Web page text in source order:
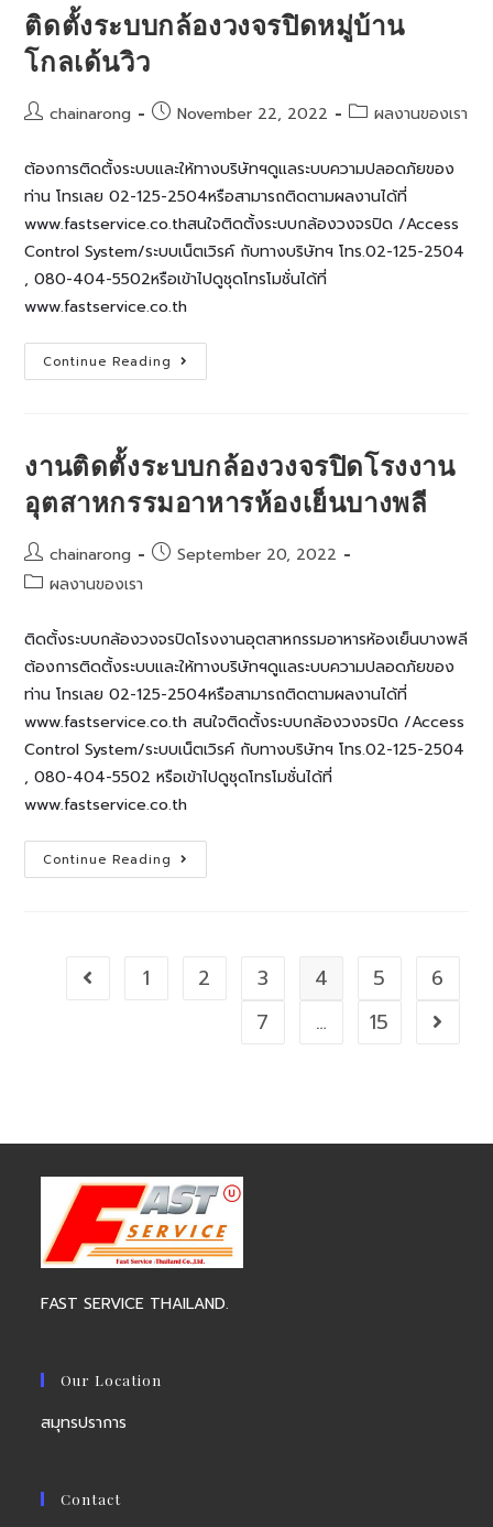
หมู่บ้าน
พฤกษา
ติดตั้งระบบกล้องวงจรปิดหมู่บ้าน
โกลเด้นวิว
Postchainarong
PostNovember 22, 2022
Postผลงานของเรา
ต้องการติดตั้งระบบและให้ทางบริษัทฯดูแลระบบความปลอดภัยของ
ท่าน โทรเลย 02-125-2504หรือสามารถติดตามผลงานได้ที่
www.fastservice.co.thสนใจติดตั้งระบบกล้องวงจรปิด /Access
Control System/ระบบเน็ตเวิรค์ กับทางบริษัทฯ โทร.02-125-2504
, 080-404-5502หรือเข้าไปดูชุดโทรโมชั่นได้ที่
www.fastservice.co.th
Continue Reading ติด
ตั้ง
โกลเด้
งานติดตั้งระบบกล้องวงจรปิดโรงงาน
อุตสาหกรรมอาหารห้องเย็นบางพลี
Post
author:
chainarong
PostSeptember 20, 2022
Postผลงานของเรา
ติดตั้งระบบกล้องวงจรปิดโรงงานอุตสาหกรรมอาหารห้องเย็นบางพลี
ต้องการติดตั้งระบบและให้ทางบริษัทฯดูแลระบบความปลอดภัยของ
ท่าน โทรเลย 02-125-2504หรือสามารถติดตามผลงานได้ที่
www.fastservice.co.th สนใจติดตั้งระบบกล้องวงจรปิด /Access
Control System/ระบบเน็ตเวิรค์ กับทางบริษัทฯ โทร.02-125-2504
, 080-404-5502 หรือเข้าไปดูชุดโทรโมชั่นได้ที่
www.fastservice.co.th
Continue Reading งาน
ติด
อุตสาหกรรม
อาหาร
Go to the previous page
1 2 3 4 5
6
7
… 15 Go to
FAST SERVICE THAILAND.
Our Location
สมุทรปราการ
Contact